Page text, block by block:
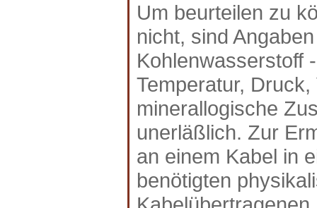
Um beurteilen zu
nicht, sind
Kohlenwasserstoff
Temperatur,
minerallogische
unerläßlich. Zur
an einem Kabel in
benötigten